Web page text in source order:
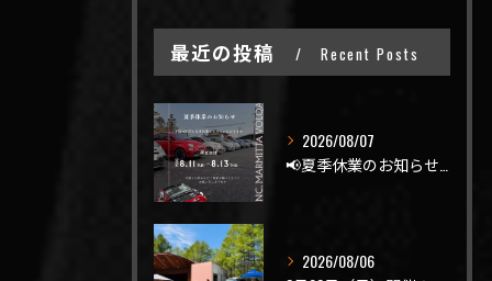
最近の投稿 Recent Posts
2026/08/07
2026/08/06